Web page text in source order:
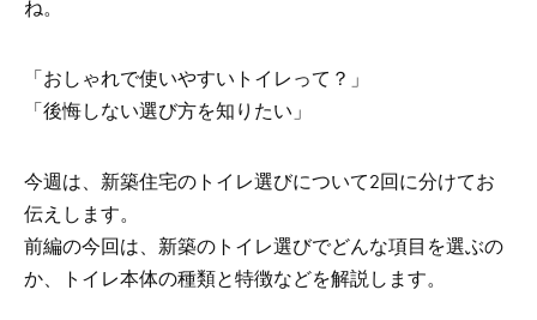
ね。
「おしゃれで使いやすいトイレって？」
「後悔しない選び方を知りたい」
今週は、新築住宅のトイレ選びについて2回に分けてお
伝えします。
前編の今回は、新築のトイレ選びでどんな項目を選ぶの
か、トイレ本体の種類と特徴などを解説します。